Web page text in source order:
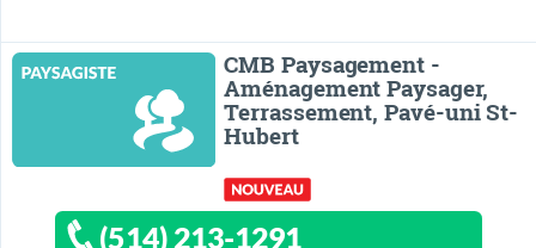
CMB Paysagement -
Aménagement Paysager,
Terrassement, Pavé-uni St-
Hubert
(514) 213-1291